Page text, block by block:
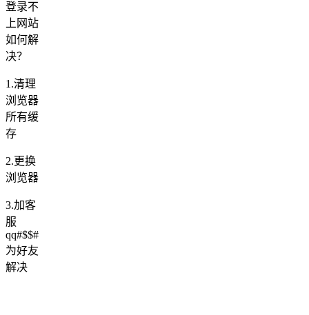
登录不
上网站
如何解
决？
1.清理
浏览器
所有缓
存
2.更换
浏览器
3.加客
服
qq#$$#
为好友
解决